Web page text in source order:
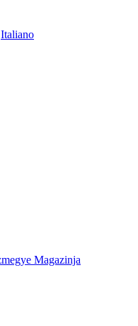
Italiano
Magazinja